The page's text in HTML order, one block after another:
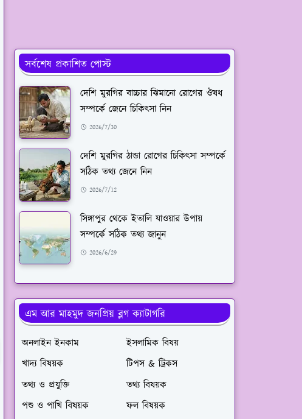
সর্বশেষ প্রকাশিত পোস্ট
দেশি মুরগির বাচ্চার ঝিমানো রোগের ঔষধ
সম্পর্কে জেনে চিকিৎসা নিন
2026/7/30
দেশি মুরগির ঠান্ডা রোগের চিকিৎসা সম্পর্কে
সঠিক তথ্য জেনে নিন
2026/7/12
সিঙ্গাপুর থেকে ইতালি যাওয়ার উপায়
সম্পর্কে সঠিক তথ্য জানুন
2026/6/29
এম আর মাহমুদ জনপ্রিয় ব্লগ ক্যাটাগরি
অনলাইন ইনকাম
ইসলামিক বিষয়
খাদ্য বিষয়ক
টিপস & ট্রিকস
তথ্য ও প্রযুক্তি
তথ্য বিষয়ক
পশু ও পাখি বিষয়ক
ফল বিষয়ক